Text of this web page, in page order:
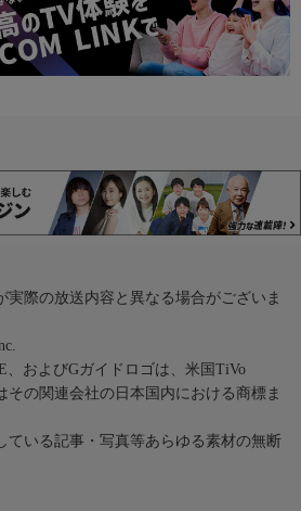
実際の放送内容と異なる場合がございま
、およびGガイドロゴは、米国TiVo
その関連会社の日本国内における商標ま
ている記事・写真等あらゆる素材の無断